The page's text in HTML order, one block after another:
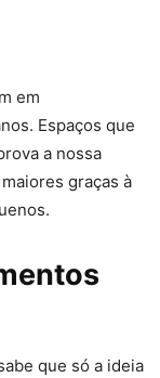
em
Espaços que
a nossa
graças à
que só a ideia